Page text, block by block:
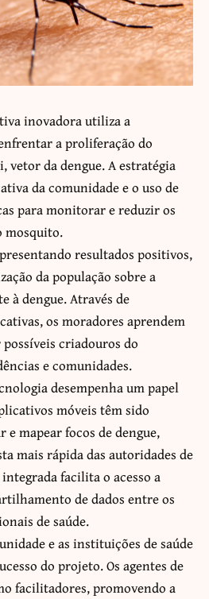
inovadora utiliza a
a proliferação do
vetor da dengue. A estratégia
da comunidade e o uso de
para monitorar e reduzir os
mosquito.
resultados positivos,
da população sobre a
à dengue. Através de
os moradores aprendem
criadouros do
e comunidades.
desempenha um papel
móveis têm sido
mapear focos de dengue,
mais rápida das autoridades de
integrada facilita o acesso a
de dados entre os
de saúde.
e as instituições de saúde
do projeto. Os agentes de
facilitadores, promovendo a